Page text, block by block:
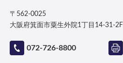
〒562-0025
大阪府箕面市粟生外院1丁目14-31-2F
072-726-8800